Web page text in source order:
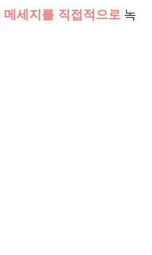
세지를 직접적으로 녹